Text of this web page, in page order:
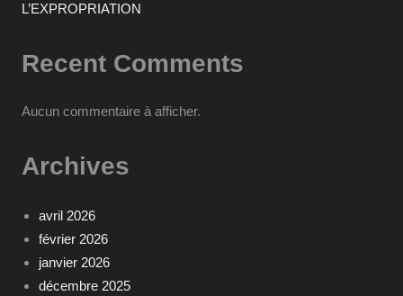
L’EXPROPRIATION
Recent Comments
Aucun commentaire à afficher.
Archives
avril 2026
février 2026
janvier 2026
décembre 2025